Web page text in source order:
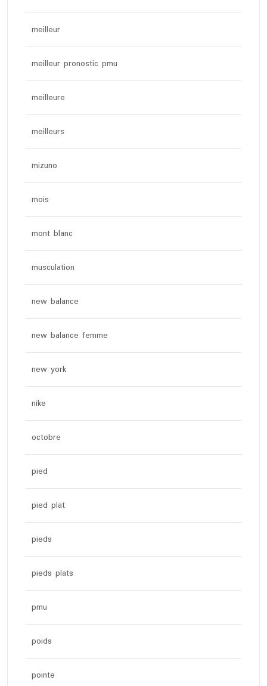
meilleur
meilleur pronostic pmu
meilleure
meilleurs
mizuno
mois
mont blanc
musculation
new balance
new balance femme
new york
nike
octobre
pied
pied plat
pieds
pieds plats
pmu
poids
pointe